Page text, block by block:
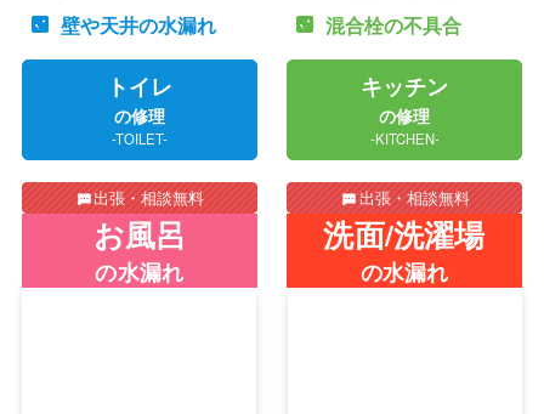
壁や天井の水漏れ
トイレ
の修理
-TOILET-
出張・相談無料
混合栓の不具合
キッチン
の修理
-KITCHEN-
出張・相談無料
お風呂
の水漏れ
洗面/洗濯場
の水漏れ